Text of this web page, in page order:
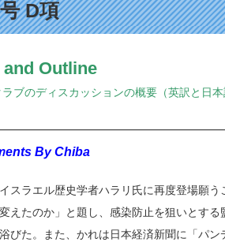
D項
and Outline
ブのディスカッションの概要（英訳と日本
ents By Chiba
スラエル歴史学者ハラリ氏に再度登場願
えたのか」と題し、感染防止を狙いとす
びた。また、かれは日本経済新聞に「パ